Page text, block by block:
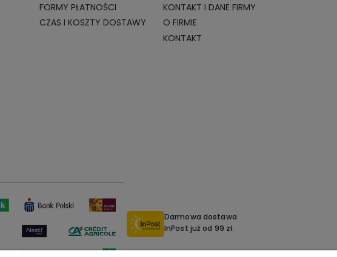
FORMY PŁATNOŚCI
CZAS I KOSZTY DOSTAWY
KONTAKT I DANE FIRMY
O FIRMIE
KONTAKT
Darmowa dostawa
InPost już od 99 zł.